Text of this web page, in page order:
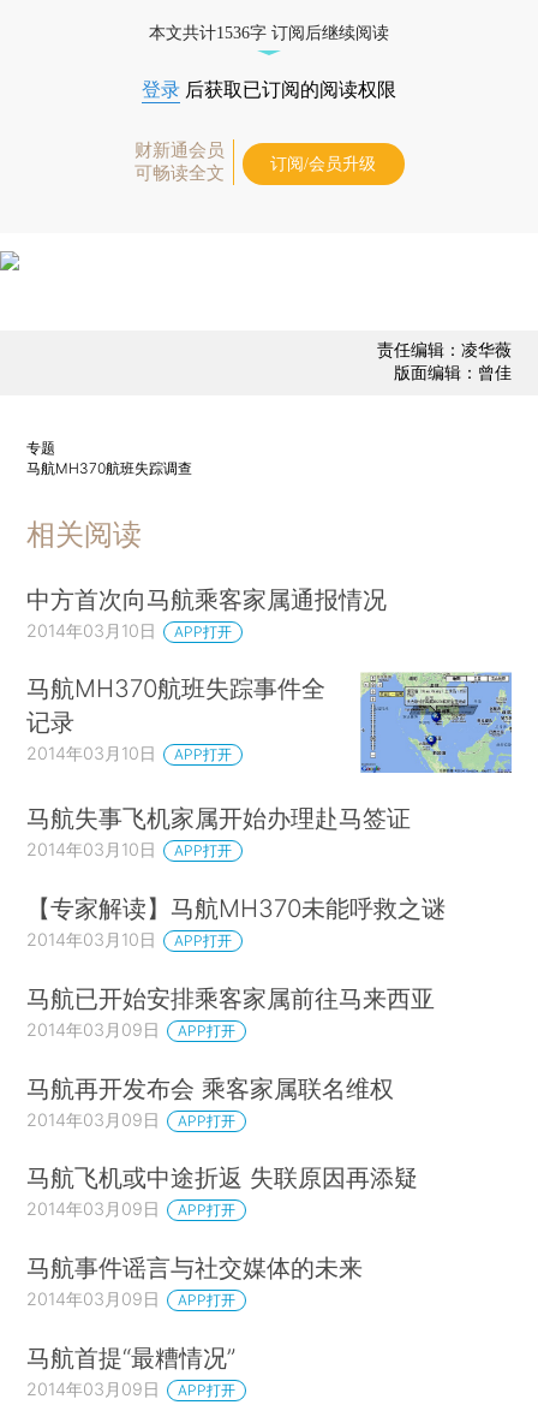
本文共计1536字 订阅后继续阅读
登录 后获取已订阅的阅读权限
财新通会员
可畅读全文
订阅/会员升级
责任编辑：凌华薇
版面编辑：曾佳
专题
马航MH370航班失踪调查
相关阅读
中方首次向马航乘客家属通报情况
2014年03月10日 APP打开
马航MH370航班失踪事件全
记录
2014年03月10日 APP打开
马航失事飞机家属开始办理赴马签证
2014年03月10日 APP打开
【专家解读】马航MH370未能呼救之谜
2014年03月10日 APP打开
马航已开始安排乘客家属前往马来西亚
2014年03月09日 APP打开
马航再开发布会 乘客家属联名维权
2014年03月09日 APP打开
马航飞机或中途折返 失联原因再添疑
2014年03月09日 APP打开
马航事件谣言与社交媒体的未来
2014年03月09日 APP打开
马航首提“最糟情况”
2014年03月09日 APP打开